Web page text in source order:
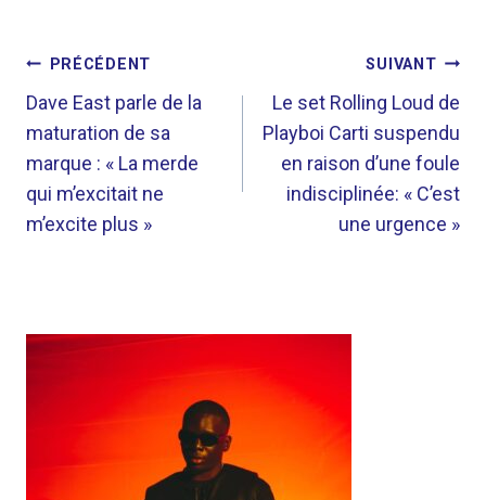
NAVIGATION
DE
L’ARTICLE
PRÉCÉDENT
Dave East parle de la
maturation de sa
marque : « La merde
qui m’excitait ne
m’excite plus »
SUIVANT
Le set Rolling Loud de
Playboi Carti suspendu
en raison d’une foule
indisciplinée: « C’est
une urgence »